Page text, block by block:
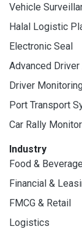
Vehicle
Halal Logistic
Electronic Seal
Advanced
Driver
Port Transport
Car Rally
Industry
Food & Beverage
Financial &
FMCG & Retail
Logistics